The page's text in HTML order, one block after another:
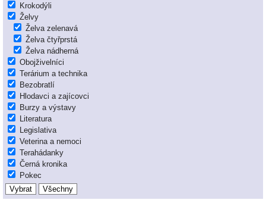
Krokodýli
Želvy
Želva zelenavá
Želva čtyřprstá
Želva nádherná
Obojživelníci
Terárium a technika
Bezobratlí
Hlodavci a zajícovci
Burzy a výstavy
Literatura
Legislativa
Veterina a nemoci
Terahádanky
Černá kronika
Pokec